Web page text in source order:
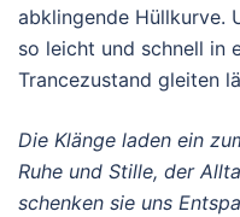
abklingende Hüllkurve.
so leicht und schnell in
Trancezustand gleiten
Die Klänge laden ein
Ruhe und Stille, der
schenken sie uns